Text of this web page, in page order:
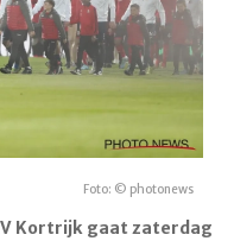
Foto: © photonews
Kortrijk gaat zaterdag